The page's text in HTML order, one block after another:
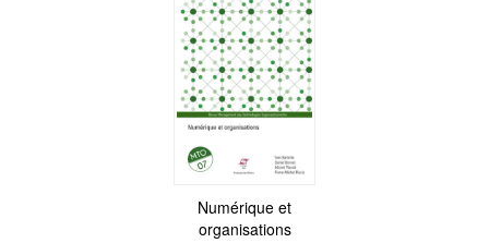
Numérique et
organisations